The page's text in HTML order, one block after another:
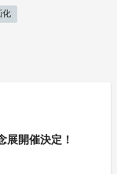
化
展開催決定！